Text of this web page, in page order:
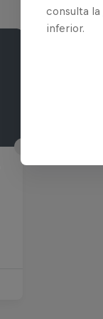
consulta la
inferior.